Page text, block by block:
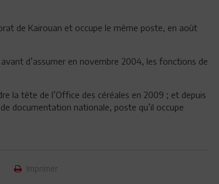
de Kairouan et occupe le même poste, en août
d’assumer en novembre 2004, les fonctions de
la tête de l’Office des céréales en 2009 ; et depuis
documentation nationale, poste qu’il occupe
Imprimer